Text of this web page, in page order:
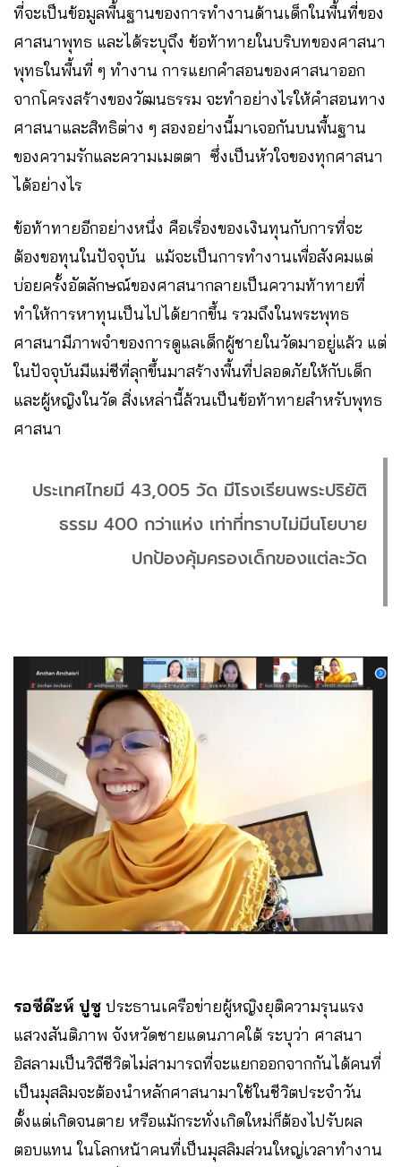
ที่จะเป็นข้อมูลพื้นฐานของการทำงานด้านเด็กในพื้นที่ของ
ศาสนาพุทธ และได้ระบุถึง ข้อท้าทายในบริบทของศาสนา
พุทธในพื้นที่ ๆ ทำงาน การแยกคำสอนของศาสนาออก
จากโครงสร้างของวัฒนธรรม จะทำอย่างไรให้คำสอนทาง
ศาสนาและสิทธิต่าง ๆ สองอย่างนี้มาเจอกันบนพื้นฐาน
ของความรักและความเมตตา ซึ่งเป็นหัวใจของทุกศาสนา
ได้อย่างไร
ข้อท้าทายอีกอย่างหนึ่ง คือเรื่องของเงินทุนกับการที่จะ
ต้องขอทุนในปัจจุบัน แม้จะเป็นการทำงานเพื่อสังคมแต่
บ่อยครั้งอัตลักษณ์ของศาสนากลายเป็นความท้าทายที่
ทำให้การหาทุนเป็นไปได้ยากขึ้น รวมถึงในพระพุทธ
ศาสนามีภาพจำของการดูแลเด็กผู้ชายในวัดมาอยู่แล้ว แต่
ในปัจจุบันมีแม่ชีที่ลุกขึ้นมาสร้างพื้นที่ปลอดภัยให้กับเด็ก
และผู้หญิงในวัด สิ่งเหล่านี้ล้วนเป็นข้อท้าทายสำหรับพุทธ
ศาสนา
ประเทศไทยมี 43,005 วัด มีโรงเรียนพระปริยัติ
ธรรม 400 กว่าแห่ง เท่าที่ทราบไม่มีนโยบาย
ปกป้องคุ้มครองเด็กของแต่ละวัด
รอซีด๊ะห์ ปูซู ประธานเครือข่ายผู้หญิงยุติความรุนแรง
แสวงสันติภาพ จังหวัดชายแดนภาคใต้ ระบุว่า ศาสนา
อิสลามเป็นวิถีชีวิตไม่สามารถที่จะแยกออกจากกันได้คนที่
เป็นมุสลิมจะต้องนำหลักศาสนามาใช้ในชีวิตประจำวัน
ตั้งแต่เกิดจนตาย หรือแม้กระทั่งเกิดใหม่ก็ต้องไปรับผล
ตอบแทน ในโลกหน้าคนที่เป็นมุสลิมส่วนใหญ่เวลาทำงาน